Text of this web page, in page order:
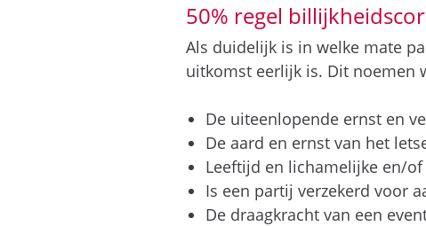
50% regel
Als duidelijk is in welke mate
uitkomst eerlijk is. Dit noemen
De uiteenlopende ernst en
De aard en ernst van het
Leeftijd en lichamelijke en/
Is een partij verzekerd voor
De draagkracht van een